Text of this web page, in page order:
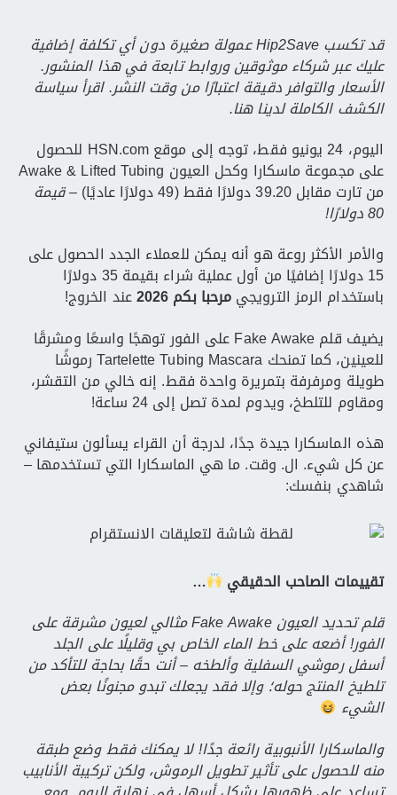
قد تكسب Hip2Save عمولة صغيرة دون أي تكلفة إضافية
عليك عبر شركاء موثوقين وروابط تابعة في هذا المنشور.
الأسعار والتوافر دقيقة اعتبارًا من وقت النشر. اقرأ سياسة
الكشف الكاملة لدينا هنا.
اليوم، 24 يونيو فقط، توجه إلى موقع HSN.com للحصول
على مجموعة ماسكارا وكحل العيون Awake & Lifted Tubing
من تارت مقابل 39.20 دولارًا فقط (49 دولارًا عاديًا) – قيمة
80 دولارًا!
والأمر الأكثر روعة هو أنه يمكن للعملاء الجدد الحصول على
15 دولارًا إضافيًا من أول عملية شراء بقيمة 35 دولارًا
باستخدام الرمز الترويجيمرحبا بكم 2026
عند الخروج!
يضيف قلم Fake Awake على الفور توهجًا واسعًا ومشرقًا
للعينين، كما تمنحك Tartelette Tubing Mascara رموشًا
طويلة ومرفرفة بتمريرة واحدة فقط. إنه خالي من التقشر،
ومقاوم للتلطخ، ويدوم لمدة تصل إلى 24 ساعة!
هذه الماسكارا جيدة جدًا، لدرجة أن القراء يسألون ستيفاني
عن كل شيء. ال. وقت. ما هي الماسكارا التي تستخدمها –
شاهدي بنفسك:
تقييمات الصاحب الحقيقي
…
قلم تحديد العيون Fake Awake مثالي لعيون مشرقة على
الفور! أضعه على خط الماء الخاص بي وقليلًا على الجلد
أسفل رموشي السفلية وألطخه – أنت حقًا بحاجة للتأكد من
تلطيخ المنتج حوله؛ وإلا فقد يجعلك تبدو مجنونًا بعض
الشيء
والماسكارا الأنبوبية رائعة جدًا! لا يمكنك فقط وضع طبقة
منه للحصول على تأثير تطويل الرموش، ولكن تركيبة الأنابيب